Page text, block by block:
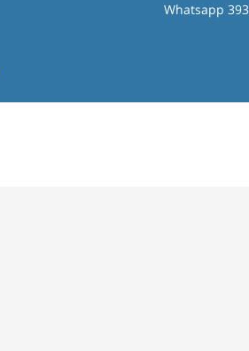
Whatsapp